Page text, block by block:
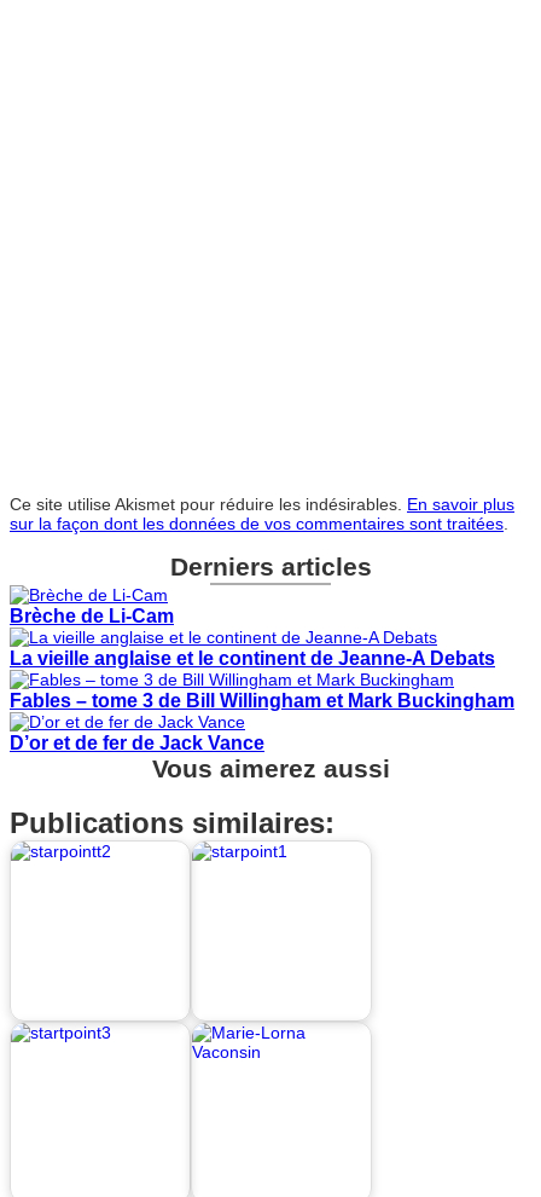
Ce site utilise Akismet pour réduire les indésirables. En savoir plus
sur la façon dont les données de vos commentaires sont traitées
Derniers articles
Brèche de Li-Cam
La vieille anglaise et le continent de Jeanne-A Debats
Fables – tome 3 de Bill Willingham et Mark Buckingham
D’or et de fer de Jack Vance
Vous aimerez aussi
Publications similaires: